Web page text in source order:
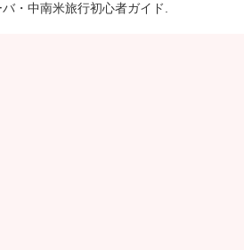
・中南米旅行初心者ガイド.